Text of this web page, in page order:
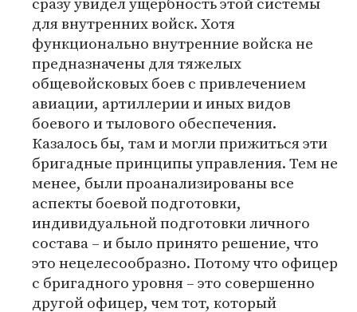
для внутренних войск. Хотя
функционально внутренние войска не
предназначены для тяжелых
общевойсковых боев с привлечением
авиации, артиллерии и иных видов
боевого и тылового обеспечения.
Казалось бы, там и могли прижиться эти
бригадные принципы управления. Тем не
менее, были проанализированы все
аспекты боевой подготовки,
индивидуальной подготовки личного
состава – и было принято решение, что
это нецелесообразно. Потому что офицер
с бригадного уровня – это совершенно
другой офицер, чем тот, который